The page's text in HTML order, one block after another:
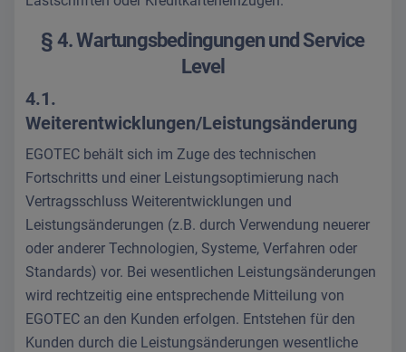
§ 4. Wartungsbedingungen und Service
Level
4.1.
Weiterentwicklungen/Leistungsänderung
EGOTEC behält sich im Zuge des technischen
Fortschritts und einer Leistungsoptimierung nach
Vertragsschluss Weiterentwicklungen und
Leistungsänderungen (z.B. durch Verwendung neuerer
oder anderer Technologien, Systeme, Verfahren oder
Standards) vor. Bei wesentlichen Leistungsänderungen
wird rechtzeitig eine entsprechende Mitteilung von
EGOTEC an den Kunden erfolgen. Entstehen für den
Kunden durch die Leistungsänderungen wesentliche